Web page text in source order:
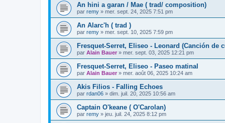
An hini a garan / Mae ( trad/ composition)
par remy » mer. sept. 24, 2025 7:51 pm
An Alarc'h ( trad )
par remy » mer. sept. 10, 2025 7:59 pm
Fresquet-Serret, Eliseo - Leonard (Canción de
par Alain Bauer » mer. sept. 03, 2025 12:21 pm
Fresquet-Serret, Eliseo - Paseo matinal
par Alain Bauer » mer. août 06, 2025 10:24 am
Akis Filios - Falling Echoes
par rdan06 » dim. juil. 20, 2025 10:56 am
Captain O'keane ( O'Carolan)
par remy » jeu. juil. 24, 2025 8:12 pm